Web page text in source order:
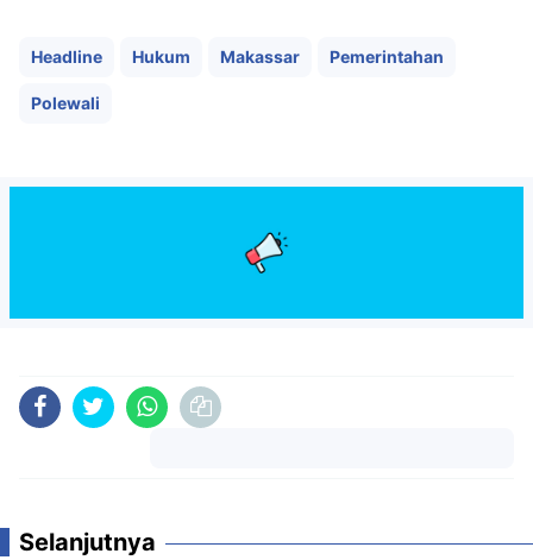
Headline Hukum Makassar Pemerintahan
Polewali
Selanjutnya